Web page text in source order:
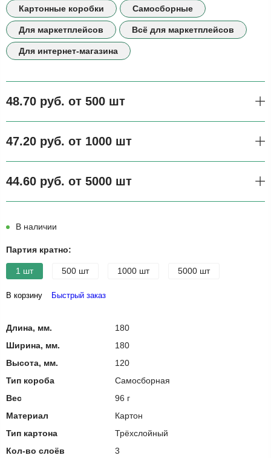
Картонные коробки Самосборные
Для маркетплейсов Всё для маркетплейсов
Для интернет-магазина
48.70 руб. от 500 шт
47.20 руб. от 1000 шт
44.60 руб. от 5000 шт
В наличии
Партия кратно:
1 шт 500 шт 1000 шт 5000 шт
В корзину Быстрый заказ
Длина, мм.
180
Ширина, мм.
180
Высота, мм.
120
Тип короба
Самосборная
Вес
96 г
Материал
Картон
Тип картона
Трёхслойный
Кол-во слоёв
3